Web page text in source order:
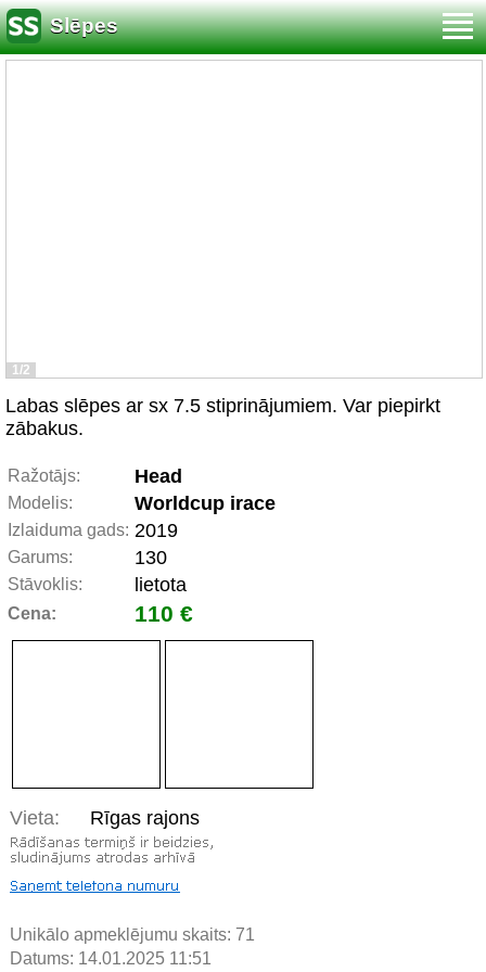
Slēpes
1/2
Labas slēpes ar sx 7.5 stiprinājumiem. Var piepirkt
zābakus.
Ražotājs: Head
Modelis: Worldcup irace
Izlaiduma gads: 2019
Garums: 130
Stāvoklis: lietota
Cena: 110 €
Vieta: Rīgas rajons
Unikālo apmeklējumu skaits: 71
Datums: 14.01.2025 11:51